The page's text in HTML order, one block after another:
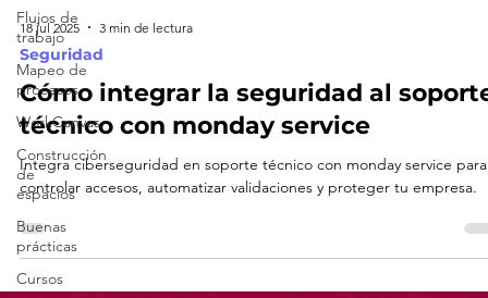
Flujos de
trabajo
Mapeo de
procesos
WorkCanvas
Construcción
de
espacios
Buenas
prácticas
Cursos
18 jul 2025
Seguridad
Cómo integrar la seguridad al
técnico con monday service
Integra ciberseguridad en soporte técnico con monday service para